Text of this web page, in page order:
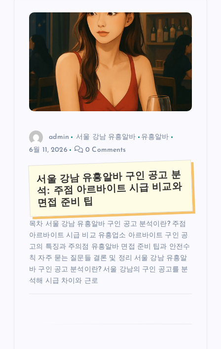
admin 서울 강남 유흥알바
유흥알바
6월 11, 2026
0 Comments
서울 강남 유흥알바 구인 공고 분
석: 주점 아르바이트 시급 비교와
면접 준비 팁
목차 서울 강남 유흥알바 구인 공고 분석이란? 주점
아르바이트 시급 비교 유흥업소 아르바이트 구인 공
고의 특징과 주의점 유흥알바 면접 준비 팁과 안전수
칙 자주 묻는 질문들 결론 및 정리 서울 강남 유흥알
바 구인 공고 분석이란? 서울 강남의 구인 공고를 분
석해 시급 차이와 근로